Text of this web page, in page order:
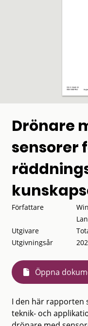
Drönare
sensorer
Författare
Utgivare
Utgivningsår
Öppna
I den här rapporten
teknik- och